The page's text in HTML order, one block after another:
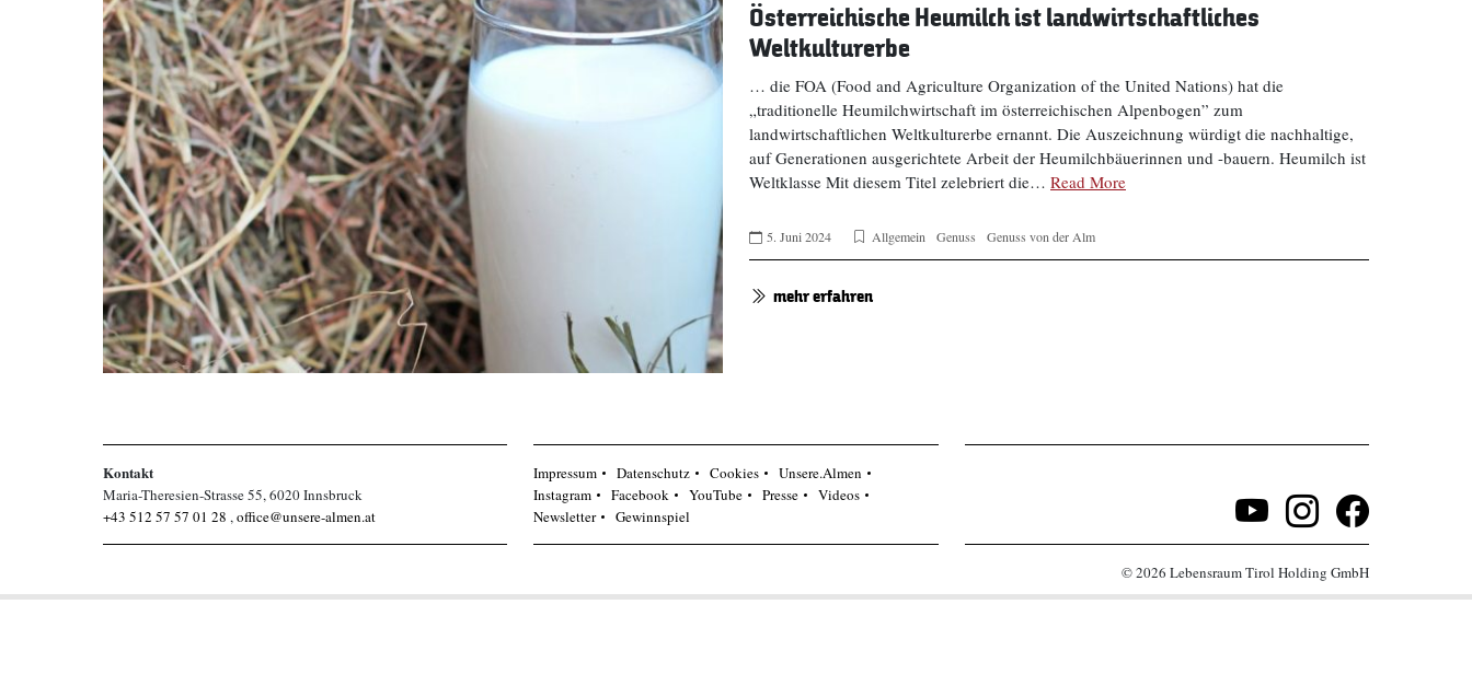
Österreichische Heumilch ist landwirtschaftliches
Weltkulturerbe
… die FOA (Food and Agriculture Organization of the United Nations) hat die
„traditionelle Heumilchwirtschaft im österreichischen Alpenbogen” zum
landwirtschaftlichen Weltkulturerbe ernannt. Die Auszeichnung würdigt die nachhaltige,
auf Generationen ausgerichtete Arbeit der Heumilchbäuerinnen und -bauern. Heumilch ist
Weltklasse Mit diesem Titel zelebriert die… Read More
5. Juni 2024 Allgemein Genuss Genuss von der Alm
mehr erfahren
Kontakt
Maria-Theresien-Strasse 55, 6020 Innsbruck
+43 512 57 57 01 28 , office@unsere-almen.at
Impressum Datenschutz Cookies
Unsere.Almen
Instagram
Facebook YouTube Presse
Videos
Newsletter
Gewinnspiel
© 2026 Lebensraum Tirol Holding GmbH